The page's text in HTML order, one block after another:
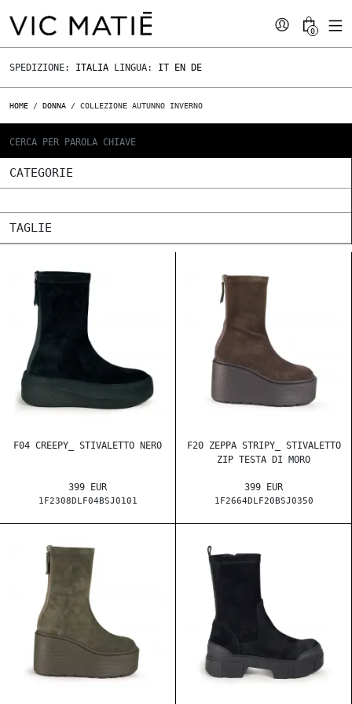
0
SPEDIZIONE: ITALIA LINGUA: IT EN DE
HOME / DONNA / COLLEZIONE AUTUNNO INVERNO
CATEGORIE
TAGLIE
1F2308DLF04BSJ0101
F04 CREEPY_ STIVALETTO NERO
399 EUR
1F2664DLF20BSJ0350
F20 ZEPPA STRIPY_ STIVALETTO
ZIP TESTA DI MORO
399 EUR